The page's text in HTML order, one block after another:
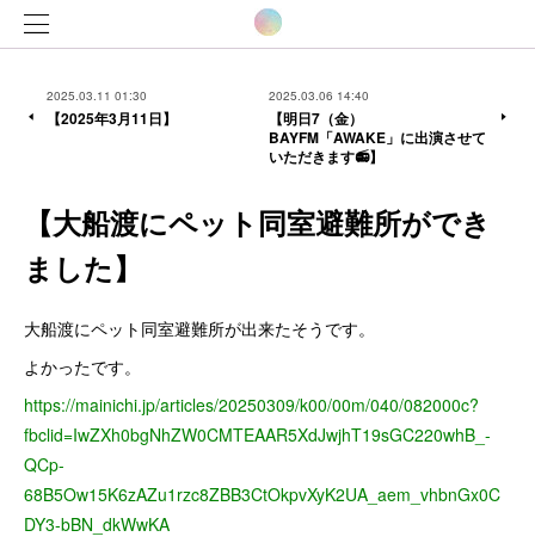
2025.03.11 01:30
【2025年3月11日】
2025.03.06 14:40
【明日7（金）
BAYFM「AWAKE」に出演させて
いただきます📻】
【大船渡にペット同室避難所ができ
ました】
大船渡にペット同室避難所が出来たそうです。
よかったです。
https://mainichi.jp/articles/20250309/k00/00m/040/082000c?
fbclid=IwZXh0bgNhZW0CMTEAAR5XdJwjhT19sGC220whB_-
QCp-
68B5Ow15K6zAZu1rzc8ZBB3CtOkpvXyK2UA_aem_vhbnGx0C
DY3-bBN_dkWwKA